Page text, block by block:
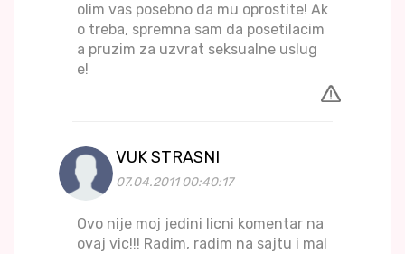
olim vas posebno da mu oprostite! Ak
o treba, spremna sam da posetilacim
a pruzim za uzvrat seksualne uslug
e!
VUK STRASNI
07.04.2011 00:40:17
Ovo nije moj jedini licni komentar na
ovaj vic!!! Radim, radim na sajtu i mal